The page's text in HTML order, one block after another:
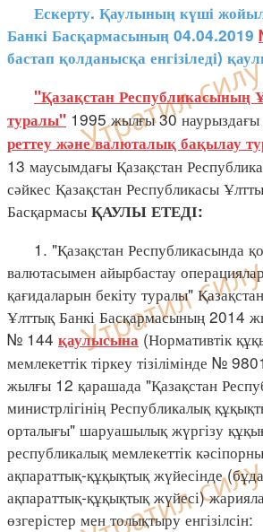
Ескерту. Қаулының күші
Банкі Басқармасының 04.04.2019
бастап қолданысқа енгізіледі)
"Қазақстан Республикасының
туралы" 1995 жылғы 30
реттеу және валюталық бақылау
13 маусымдағы Қазақстан
сәйкес Қазақстан Республикасы
Басқармасы ҚАУЛЫ ЕТЕДІ:
1. "Қазақстан Республикасында
валютасымен айырбастау
қағидаларын бекіту туралы"
Ұлттық Банкі Басқармасының 2014
№ 144 қаулысына (Нормативтік
мемлекеттік тіркеу тізілімінде №
жылғы 12 қарашада "Қазақстан
министрлігінің Республикалық
орталығы" шаруашылық жүргізу
республикалық мемлекеттік
ақпараттық-құқықтық жүйесінде
ақпараттық-құқықтық жүйесі)
өзгерістер мен толықтыру енгізілсін: